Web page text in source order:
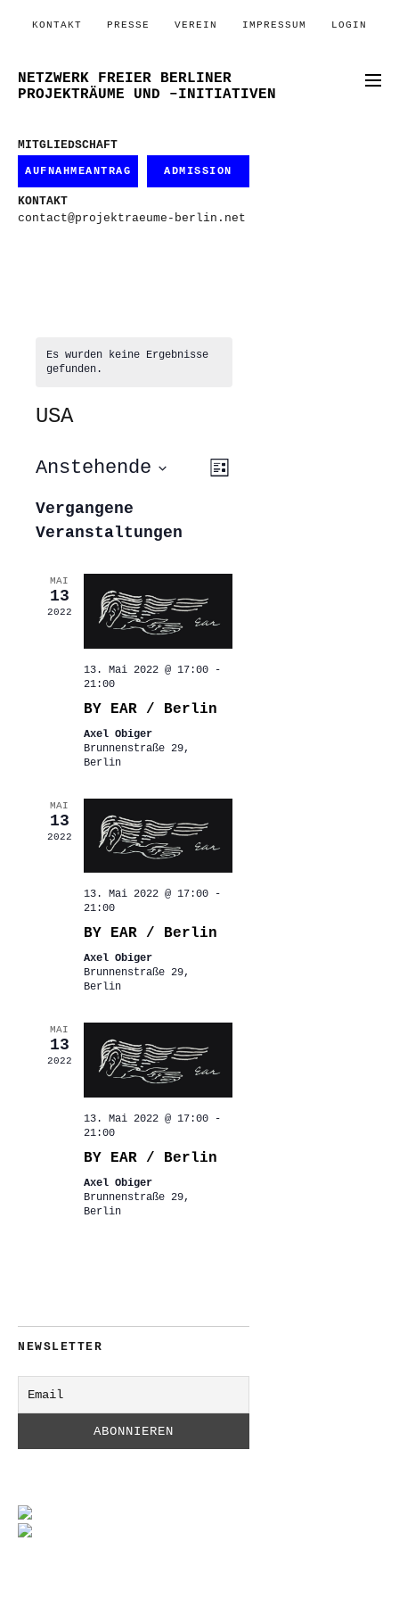
KONTAKT PRESSE VEREIN IMPRESSUM LOGIN
NETZWERK FREIER BERLINER
PROJEKTRÄUME UND –INITIATIVEN
MITGLIEDSCHAFT
AUFNAHMEANTRAG ADMISSION
KONTAKT
contact@projektraeume-berlin.net
Es wurden keine Ergebnisse
gefunden.
USA
ANSICHTEN-
NAVIGATION
VERANSTALTUNG
ANSICHTEN-
Liste
Anstehende
wählen.
Vergangene
Veranstaltungen
MAI
13
2022
13. Mai 2022 @ 17:00-
21:00
BY EAR / Berlin
Axel Obiger
Brunnenstraße 29,
Berlin
MAI
13
2022
13. Mai 2022 @ 17:00-
21:00
BY EAR / Berlin
Axel Obiger
Brunnenstraße 29,
Berlin
MAI
13
2022
13. Mai 2022 @ 17:00-
21:00
BY EAR / Berlin
Axel Obiger
Brunnenstraße 29,
Berlin
NEWSLETTER